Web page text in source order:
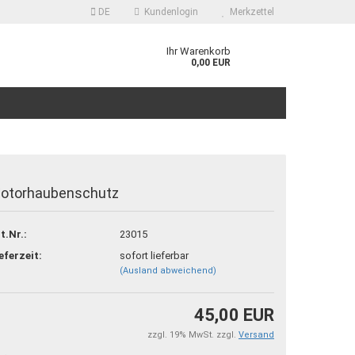
DE Kundenlogin
erstellen
vergessen?
Merkzettel
Ihr Warenkorb
0,00 EUR
23015
sofort lieferbar
(Ausland abweichend)
45,00 EUR
zzgl. 19% MwSt. zzgl. Versand